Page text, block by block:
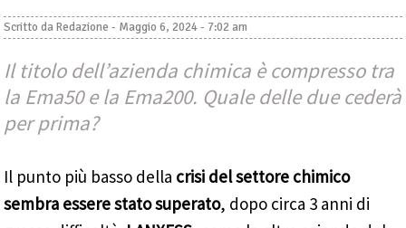
Scritto daRedazione - Maggio 6, 2024 - 7:02 am
Il titolo dell’azienda chimica è compresso tra
la Ema50 e la Ema200. Quale delle due cederà
per prima?
Il punto più basso della crisi del settore chimico
sembra essere stato superato, dopo circa 3 anni di